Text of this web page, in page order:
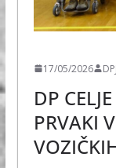
17/05/2026
DP
PRVAKI